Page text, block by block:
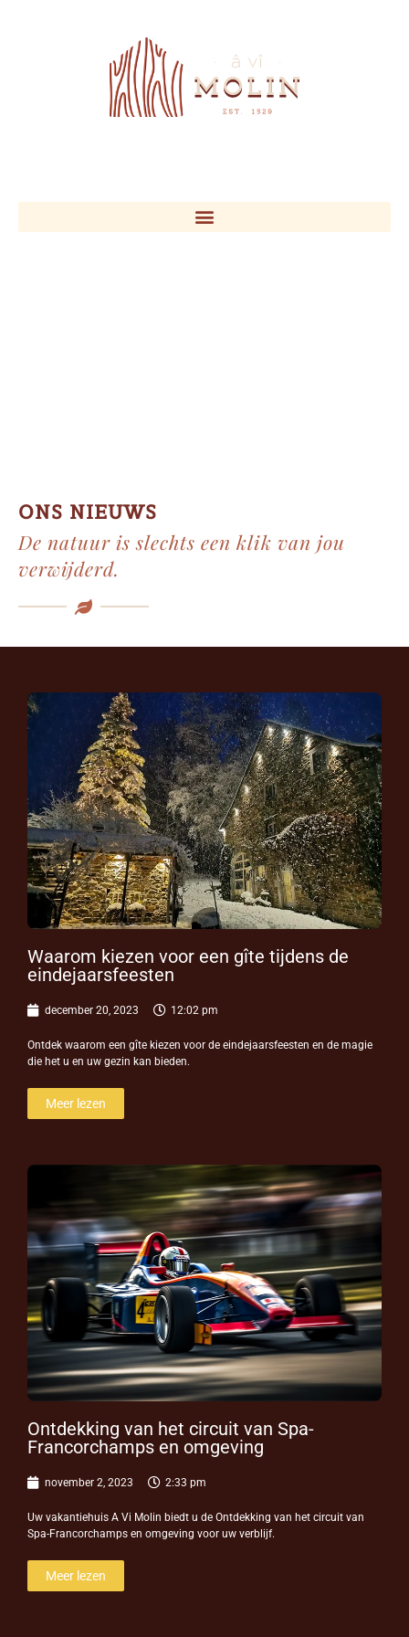
ONS NIEUWS
De natuur is slechts een klik van jou
verwijderd.
Waarom kiezen voor een gîte tijdens de
eindejaarsfeesten
december 20, 2023 12:02 pm
Ontdek waarom een gîte kiezen voor de eindejaarsfeesten en de magie
die het u en uw gezin kan bieden.
Meer lezen
Ontdekking van het circuit van Spa-
Francorchamps en omgeving
november 2, 2023 2:33 pm
Uw vakantiehuis A Vi Molin biedt u de Ontdekking van het circuit van
Spa-Francorchamps en omgeving voor uw verblijf.
Meer lezen